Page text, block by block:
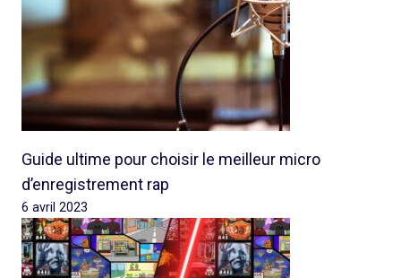
Guide ultime pour choisir le meilleur micro
d’enregistrement rap
6 avril 2023